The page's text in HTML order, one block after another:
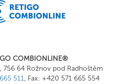
COMBIONLINE®
756 64 Rožnov pod Radhoštěm
511, Fax: +420 571 665 554